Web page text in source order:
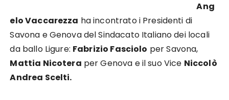
Ang
elo Vaccarezza ha incontrato i Presidenti di
Savona e Genova del Sindacato Italiano dei locali
da ballo Ligure: Fabrizio Fasciolo per Savona,
Mattia Nicotera per Genova e il suo Vice Niccolò
Andrea Scelti.